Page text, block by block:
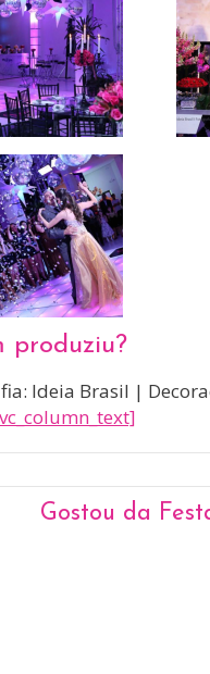
produziu?
Ideia Brasil |
Gostou da